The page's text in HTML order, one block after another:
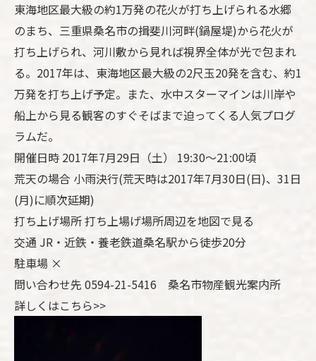
東海地区最大級の約1万発の花火が打ち上げられる水郷
のまち、三重県桑名市の揖斐川河畔(鍋屋堤)から花火が
打ち上げられ、河川敷から見れば視界全体が光で包まれ
る。2017年は、東海地区最大級の2尺玉20発を含む、約1
万発を打ち上げ予定。また、水中スターマインは川岸や
船上から見る観客のすぐそばまで迫ってくる人気プログ
ラムだ。
開催日時 2017年7月29日（土） 19:30～21:00頃
荒天の場合 小雨決行(荒天時は2017年7月30日(日)、31日
(月)に順次延期)
打ち上げ場所 打ち上場げ場所周辺を地図で見る
交通 JR・近鉄・養老鉄道桑名駅から徒歩20分
駐車場 ×
問い合わせ先 0594-21-5416 桑名市物産観光案内所
詳しくはこちら>>